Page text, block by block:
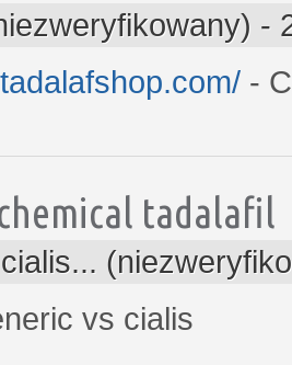
-
-
tadalafil
vs cialis